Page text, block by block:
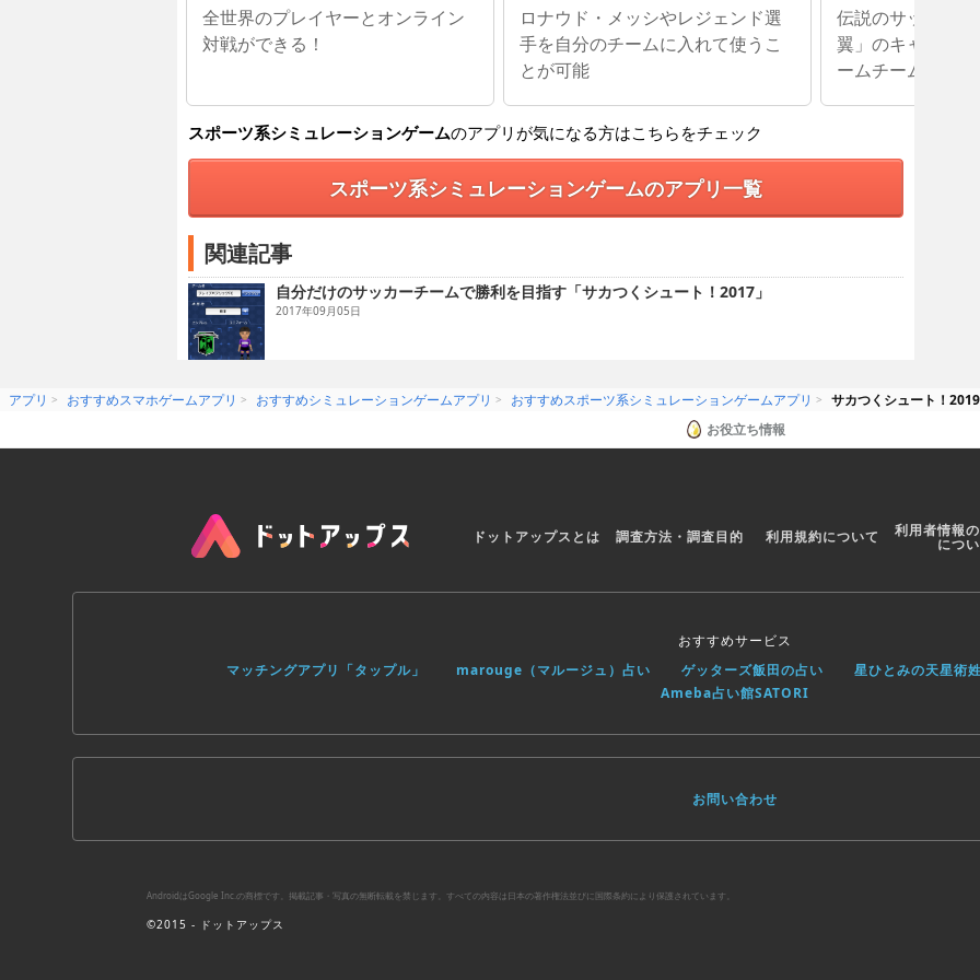
全世界のプレイヤーとオンライン
対戦ができる！
ロナウド・メッシやレジェンド選
手を自分のチームに入れて使うこ
とが可能
伝説のサッカー漫
翼」のキャラクタ
ームチームを作る
スポーツ系シミュレーションゲームのアプリが気になる方はこちらをチェック
スポーツ系シミュレーションゲームのアプリ一覧
関連記事
自分だけのサッカーチームで勝利を目指す「サカつくシュート！2017」
2017年09月05日
アプリ おすすめスマホゲームアプリ おすすめシミュレーションゲームアプリ おすすめスポーツ系シミュレーションゲームアプリ
サカつくシュート！2019
お役立ち情報
ドットアップスとは 調査方法・調査目的 利用規約について 利用者情報
につ
おすすめサービス
マッチングアプリ「タップル」
marouge（マルージュ）占い ゲッターズ飯田の占い 星ひとみの天星術
Ameba占い館SATORI
お問い合わせ
AndroidはGoogle Inc.の商標です。掲載記事・写真の無断転載を禁じます。すべての内容は日本の著作権法並びに国際条約により保護されています。
©2015 - ドットアップス